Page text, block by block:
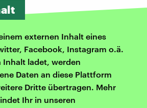
externen Inhalt eines
Facebook, Instagram o.ä.
Inhalt ladet, werden
Daten an diese Plattform
Dritte übertragen. Mehr
Ihr in unseren